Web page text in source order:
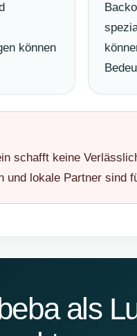
können
schafft keine
und lokale Partner sind
als